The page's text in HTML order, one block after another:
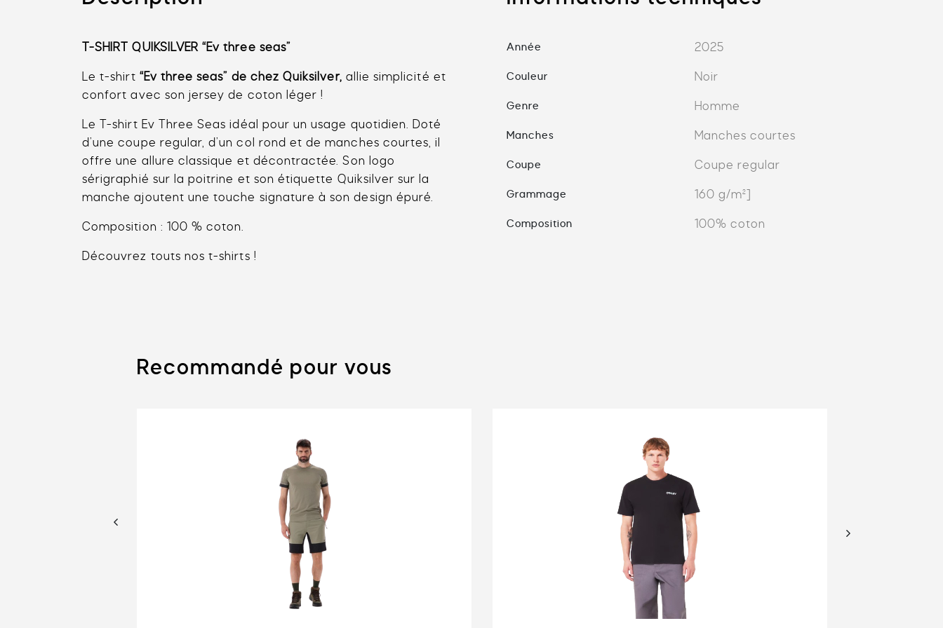
T-SHIRT QUIKSILVER “Ev three seas”
Let-shirt “Ev three seas” de chez Quiksilver, allie simplicité et
confort avec son jersey de coton léger !
Le T-shirt Ev Three Seas idéal pour un usage quotidien. Doté
d’une coupe regular, d’un col rond et de manches courtes, il
offre une allure classique et décontractée. Son logo
sérigraphié sur la poitrine et son étiquette Quiksilver sur la
manche ajoutent une touche signature à son design épuré.
Composition : 100 % coton.
Découvrez touts nost-shirts !
Année 2025
Couleur Noir
Genre Homme
Manches Manches courtes
Coupe Coupe regular
Grammage 160 g/m²]
Composition 100% coton
Recommandé pour vous